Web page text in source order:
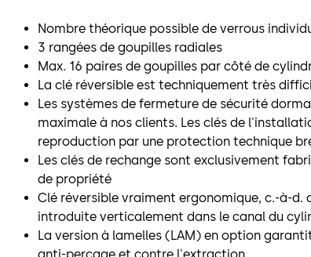
Nombre théorique possible de verrous
3 rangées de goupilles radiales
Max. 16 paires de goupilles par côté de
La clé réversible est techniquement très
Les systèmes de fermeture de sécurité
maximale à nos clients. Les clés de
reproduction par une protection technique
Les clés de rechange sont exclusivement
de propriété
Clé réversible vraiment ergonomique, c.-à-d.
introduite verticalement dans le canal du
La version à lamelles (LAM) en option